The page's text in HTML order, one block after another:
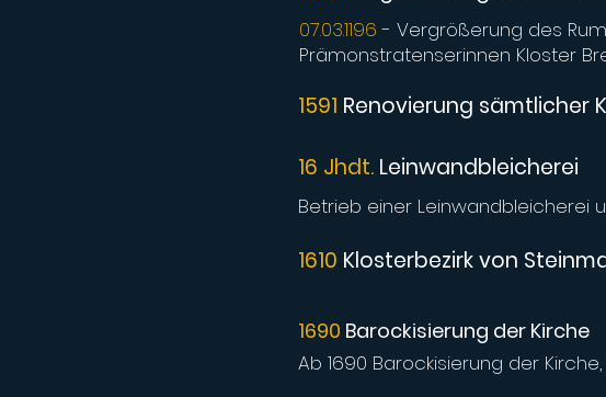
07.03.1196 - Vergrößerung des
Prämonstratenserinnen Kloster
1591 Renovierung sämtlicher
16 Jhdt. Leinwandbleicherei
Betrieb einer Leinwandbleicherei
1610 Klosterbezirk von
1690 Barockisierung der Kirche
Ab 1690 Barockisierung der